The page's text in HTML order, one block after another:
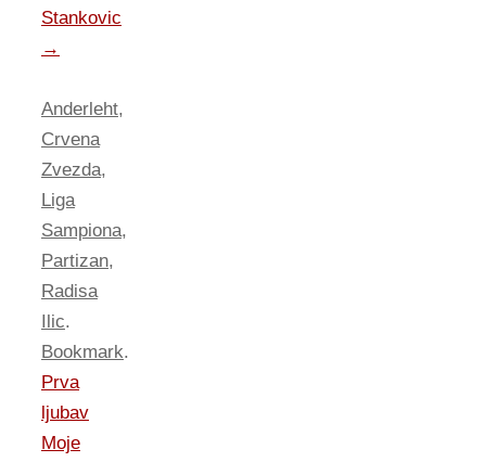
Stankovic
→
Anderleht,
Crvena
Zvezda,
Liga
Sampiona,
Partizan,
Radisa
Ilic.
Bookmark.
Prva
ljubav
Moje